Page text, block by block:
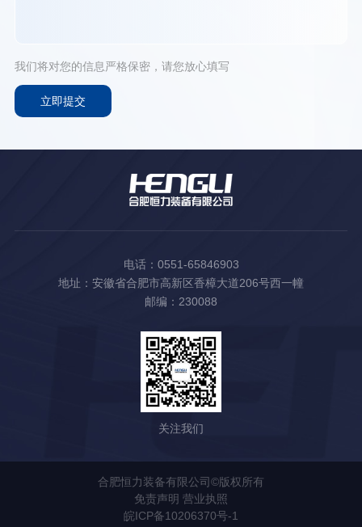
我们将对您的信息严格保密，请您放心填写
电话：0551-65846903
地址：安徽省合肥市高新区香樟大道206号西一幢
邮编：230088
关注我们
合肥恒力装备有限公司©版权所有
免责声明 营业执照
皖ICP备10206370号-1